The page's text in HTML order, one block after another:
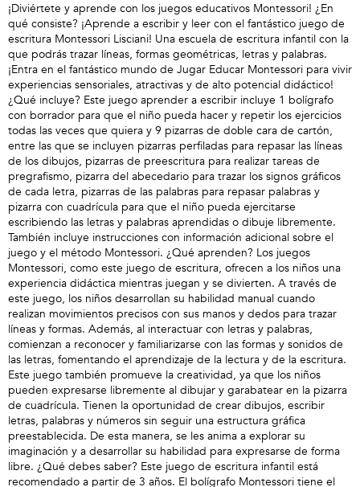
¡Diviértete y aprende con los juegos educativos Montessori! ¿En
qué consiste? ¡Aprende a escribir y leer con el fantástico juego de
escritura Montessori Lisciani! Una escuela de escritura infantil con la
que podrás trazar líneas, formas geométricas, letras y palabras.
¡Entra en el fantástico mundo de Jugar Educar Montessori para vivir
experiencias sensoriales, atractivas y de alto potencial didáctico!
¿Qué incluye? Este juego aprender a escribir incluye 1 bolígrafo
con borrador para que el niño pueda hacer y repetir los ejercicios
todas las veces que quiera y 9 pizarras de doble cara de cartón,
entre las que se incluyen pizarras perfiladas para repasar las líneas
de los dibujos, pizarras de preescritura para realizar tareas de
pregrafismo, pizarra del abecedario para trazar los signos gráficos
de cada letra, pizarras de las palabras para repasar palabras y
pizarra con cuadrícula para que el niño pueda ejercitarse
escribiendo las letras y palabras aprendidas o dibuje libremente.
También incluye instrucciones con información adicional sobre el
juego y el método Montessori. ¿Qué aprenden? Los juegos
Montessori, como este juego de escritura, ofrecen a los niños una
experiencia didáctica mientras juegan y se divierten. A través de
este juego, los niños desarrollan su habilidad manual cuando
realizan movimientos precisos con sus manos y dedos para trazar
líneas y formas. Además, al interactuar con letras y palabras,
comienzan a reconocer y familiarizarse con las formas y sonidos de
las letras, fomentando el aprendizaje de la lectura y de la escritura.
Este juego también promueve la creatividad, ya que los niños
pueden expresarse libremente al dibujar y garabatear en la pizarra
de cuadrícula. Tienen la oportunidad de crear dibujos, escribir
letras, palabras y números sin seguir una estructura gráfica
preestablecida. De esta manera, se les anima a explorar su
imaginación y a desarrollar su habilidad para expresarse de forma
libre. ¿Qué debes saber? Este juego de escritura infantil está
recomendado a partir de 3 años. El bolígrafo Montessori tiene el